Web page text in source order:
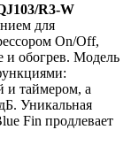
R3-W
для
On/Off,
и обогрев. Модель
и таймером, а
Уникальная
Fin продлевает